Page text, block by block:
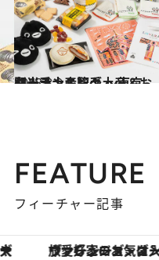
2018.8.9
ターミナル駅手土産＆お弁当ランキング ～東京駅・手土産篇～
グルメ
FEATURE
フィーチャー記事
ヴァシュロン・コンスタンタン「オーヴァーシーズ・オートマティック